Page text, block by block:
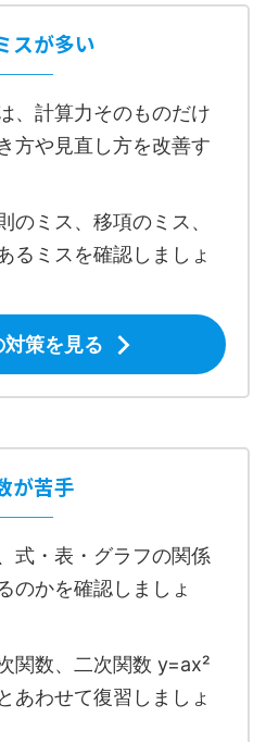
スが多い
、計算力そのものだけ
方や見直し方を改善す
ミス、移項のミス、
るミスを確認しましょ
策を見る
が苦手
式・表・グラフの関係
のかを確認しましょ
関数、二次関数 y=ax²
あわせて復習しましょ